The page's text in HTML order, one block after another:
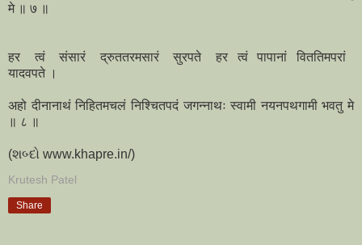
मे ॥ ७ ॥
हर त्वं संसारं द्रुततरमसारं सुरपते हर त्वं पापानां विततिमपरां
यादवपते ।
अहो दीनानाथं निहितमचलं निश्चितपदं जगन्नाथः स्वामी नयनपथगामी भवतु मे
॥ ८ ॥
(શબ્દો www.khapre.in/)
Krutesh Patel
Share